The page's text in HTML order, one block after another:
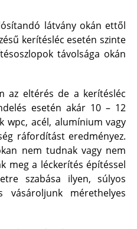
látvány okán ettől
kerítésléc esetén szinte
távolsága okán
az eltérés de a kerítésléc
esetén akár 10 – 12
wpc, acél, alumínium vagy
ráfordítást eredményez.
nem tudnak vagy nem
meg a léckerítés építéssel
szabása ilyen, súlyos
vásároljunk mérethelyes